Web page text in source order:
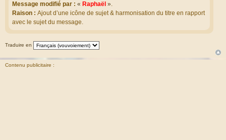
Message modifié par : « Raphaël ».
Raison : Ajout d’une icône de sujet & harmonisation du titre en rapport
avec le sujet du message.
Traduire en
Contenu publicitaire :